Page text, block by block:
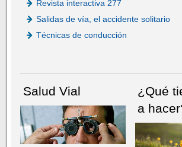
Revista interactiva 277
Salidas de vía, el accidente solitario
Técnicas de conducción
Salud Vial
¿Qué
a